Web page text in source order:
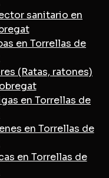
sanitario en
en Torrellas de
(Ratas, ratones)
en Torrellas de
en Torrellas de
en Torrellas de